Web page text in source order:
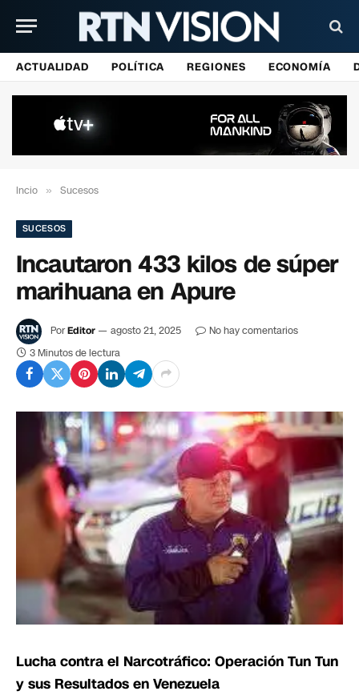
ACTUALIDAD POLÍTICA REGIONES ECONOMÍA
Incio » Sucesos
SUCESOS
Incautaron 433 kilos de súper
marihuana en Apure
PorEditor agosto 21, 2025
No hay comentarios
3 Minutos de lectura
Lucha contra el Narcotráfico: Operación Tun Tun
y sus Resultados en Venezuela